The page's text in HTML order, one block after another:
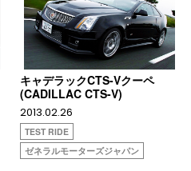
キャデラックCTS-Vクーペ
(CADILLAC CTS-V)
2013.02.26
TEST RIDE
ゼネラルモーターズジャパン